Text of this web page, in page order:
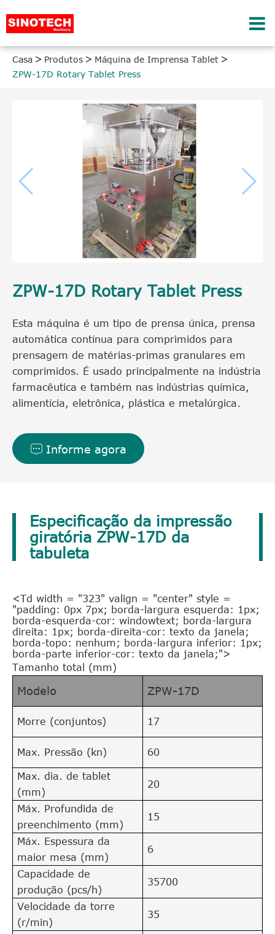
Casa Produtos
Máquina de Imprensa Tablet
ZPW-17D Rotary Tablet Press
ZPW-17D Rotary Tablet Press
Esta máquina é um tipo de prensa única, prensa
automática contínua para comprimidos para
prensagem de matérias-primas granulares em
comprimidos. É usado principalmente na indústria
farmacêutica e também nas indústrias química,
alimentícia, eletrônica, plástica e metalúrgica.
Informe agora
Especificação da impressão
giratória ZPW-17D da
tabuleta
<Td width = "323" valign = "center" style =
"padding: 0px 7px; borda-largura esquerda: 1px;
borda-esquerda-cor: windowtext; borda-largura
direita: 1px; borda-direita-cor: texto da janela;
borda-topo: nenhum; borda-largura inferior: 1px;
borda-parte inferior-cor: texto da janela;">
Tamanho total (mm)
Modelo ZPW-17D
Morre (conjuntos) 17
Max. Pressão (kn) 60
Max. dia. de tablet
(mm)
20
Máx. Profundida de
preenchimento (mm)
15
Máx. Espessura da
maior mesa (mm)
6
Capacidade de
produção (pcs/h)
35700
Velocidade da torre
(r/min)
35